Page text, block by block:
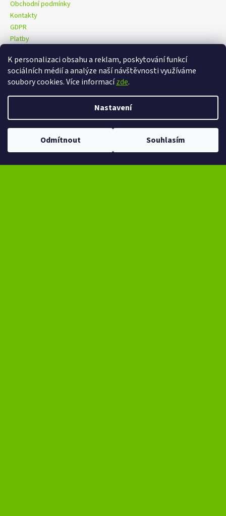
K personalizaci obsahu a reklam, poskytování funkcí
sociálních médií a analýze naší návštěvnosti využíváme
soubory cookies. Více informacízde.
Nastavení
Odmítnout Souhlasím
Obchodní podmínky
Kontakty
GDPR
Platby
eXtrem-audio na facebooku eXtrem-audio na Instagramu
Copyright 2026eXtrem-audio.cz. Všechna práva vyhrazena.
Upravit nastavení cookies